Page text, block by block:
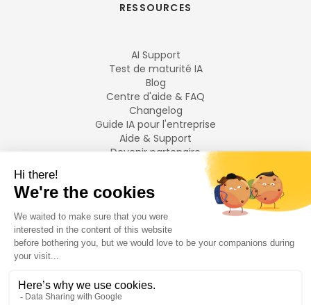
RESSOURCES
AI Support
Test de maturité IA
Blog
Centre d'aide & FAQ
Changelog
Guide IA pour l'entreprise
Aide & Support
Devenir partenaire
LANGUES
Français
English